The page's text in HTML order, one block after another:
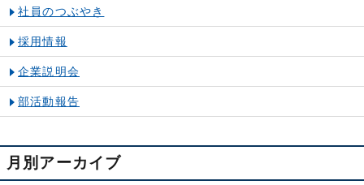
社員のつぶやき
採用情報
企業説明会
部活動報告
月別アーカイブ